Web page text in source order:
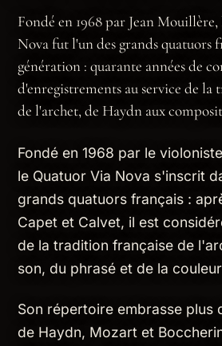
Fondé en 1968 par Jean
Nova fut l'un des grands quatuors
génération : quarante années de
d'enregistrements au service de
de l'archet, de Haydn aux
Fondé en 1968 par le
le Quatuor Via Nova s'inscrit
grands quatuors français :
Capet et Calvet, il est
de la tradition française de
son, du phrasé et de la
Son répertoire embrasse plus
de Haydn, Mozart et